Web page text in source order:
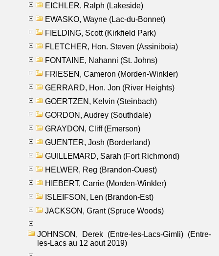
EICHLER, Ralph (Lakeside)
EWASKO, Wayne (Lac-du-Bonnet)
FIELDING, Scott (Kirkfield Park)
FLETCHER, Hon. Steven (Assiniboia)
FONTAINE, Nahanni (St. Johns)
FRIESEN, Cameron (Morden-Winkler)
GERRARD, Hon. Jon (River Heights)
GOERTZEN, Kelvin (Steinbach)
GORDON, Audrey (Southdale)
GRAYDON, Cliff (Emerson)
GUENTER, Josh (Borderland)
GUILLEMARD, Sarah (Fort Richmond)
HELWER, Reg (Brandon-Ouest)
HIEBERT, Carrie (Morden-Winkler)
ISLEIFSON, Len (Brandon-Est)
JACKSON, Grant (Spruce Woods)
JOHNSON, Derek (Entre-les-Lacs-Gimli) (Entre-
les-Lacs au 12 aout 2019)